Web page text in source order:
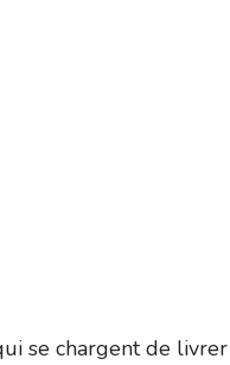
se chargent de livrer